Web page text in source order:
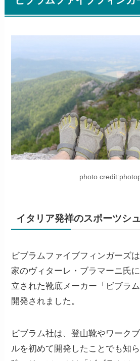
photo
イタリア発祥のスポーツシ
ビブラムファイブフィンガーズ
家のヴィターレ・ブラマーニ氏
立された靴底メーカー「ビブラ
開発されました。
ビブラム社は、登山靴やワーク
ルを初めて開発したことでも知